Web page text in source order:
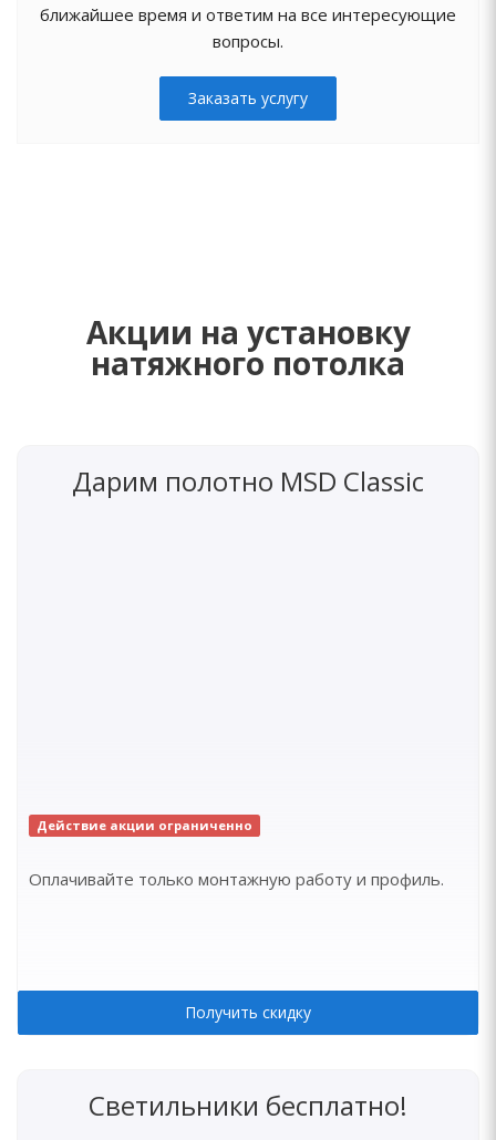
ближайшее время и ответим на все интересующие
вопросы.
Заказать услугу
Акции на установку
натяжного потолка
Дарим полотно MSD Classic
Действие акции ограниченно
Оплачивайте только монтажную работу и профиль.
Получить скидку
Светильники бесплатно!